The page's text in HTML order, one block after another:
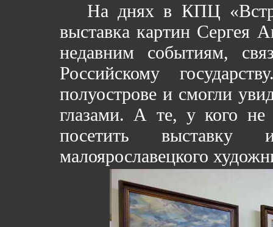
На днях в КПЦ
выставка картин Сергея
недавним событиям,
Российскому
полуострове и смогли
глазами. А те, у кого не
посетить
малоярославецкого